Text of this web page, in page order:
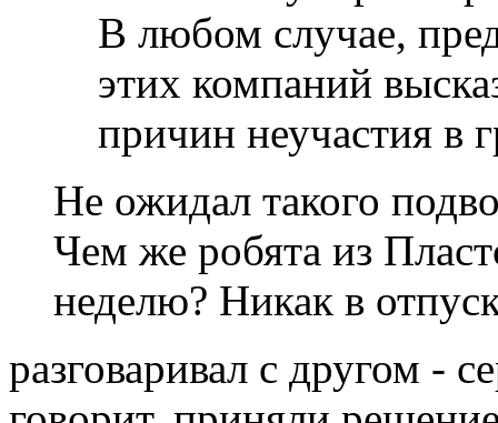
В любом случае,
этих компаний
причин неучастия в
Не ожидал такого
Чем же робята из
неделю? Никак в
разговаривал с другом -